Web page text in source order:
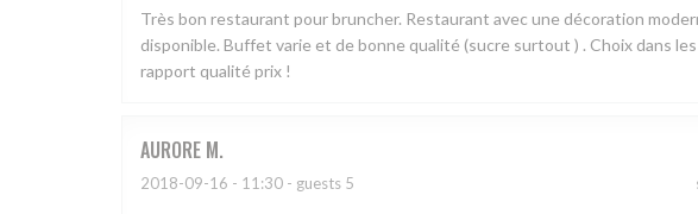
Très bon restaurant pour bruncher. Restaurant avec une décoration
disponible. Buffet varie et de bonne qualité (sucre surtout ) . Choix dans
rapport qualité prix !
AURORE M
2018-09-16 - 11:30 - guests 5